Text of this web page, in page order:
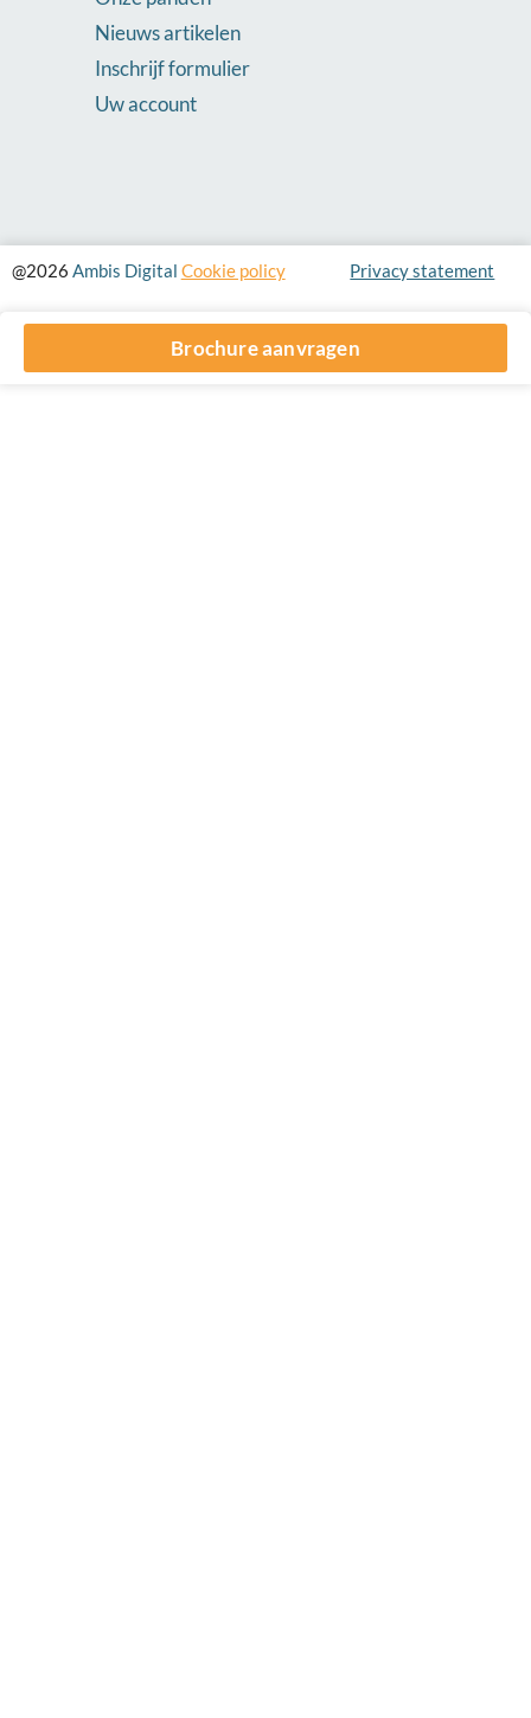
Nieuws artikelen
Inschrijf formulier
Uw account
@2026 Ambis Digital Cookie policy Privacy statement
Brochure aanvragen